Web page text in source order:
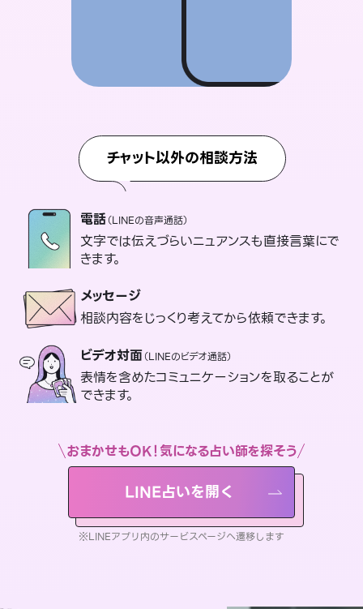
チャット以外の相談方法
電話（LINEの音声通話）
文字では伝えづらいニュアンスも直接言葉にで
きます。
メッセージ
相談内容をじっくり考えてから依頼できます。
ビデオ対面（LINEのビデオ通話）
表情を含めたコミュニケーションを取ることが
できます。
おまかせもOK！気になる占い師を探そう
LINE占いを開く
※LINEアプリ内のサービスページへ遷移します